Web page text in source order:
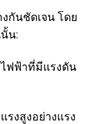
กันชัดเจน โดย
น:
ฟฟ้าที่มีแรงดัน
รงสูงอย่างแรง